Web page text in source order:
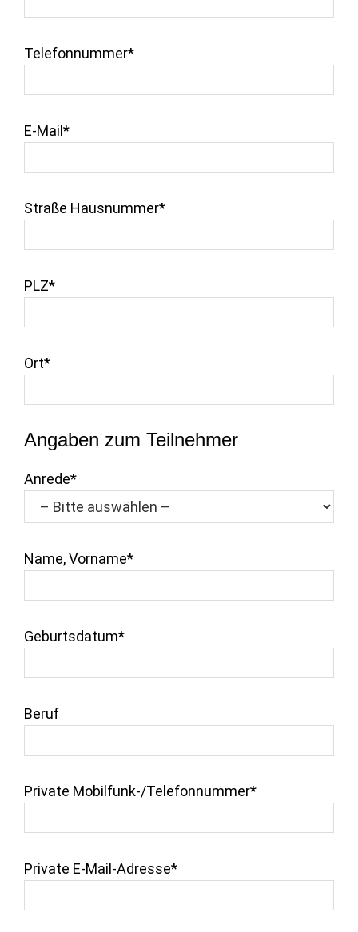
Telefonnummer*
E-Mail*
Straße Hausnummer*
PLZ*
Ort*
Angaben zum Teilnehmer
Anrede*
Name, Vorname*
Geburtsdatum*
Beruf
Private Mobilfunk-/Telefonnummer*
Private E-Mail-Adresse*